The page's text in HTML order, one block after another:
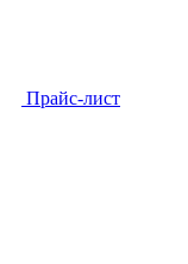
Прайс-лист